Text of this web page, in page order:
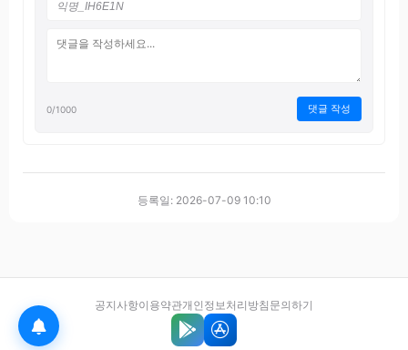
0/1000 댓글 작성
등록일: 2026-07-09 10:10
공지사항이용약관개인정보처리방침 문의하기
Google Play에서 다운로드
App Store에서 다운로드